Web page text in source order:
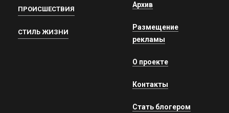
ПРОИСШЕСТВИЯ
СТИЛЬ ЖИЗНИ
Архив
Размещение
рекламы
О проекте
Контакты
Стать блогером